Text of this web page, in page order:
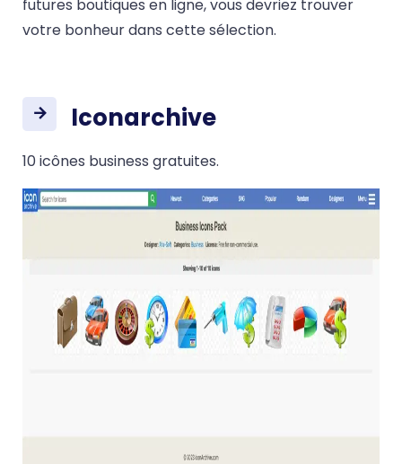
futures boutiques en ligne, vous devriez trouver
votre bonheur dans cette sélection.
Iconarchive
10 icônes business gratuites.